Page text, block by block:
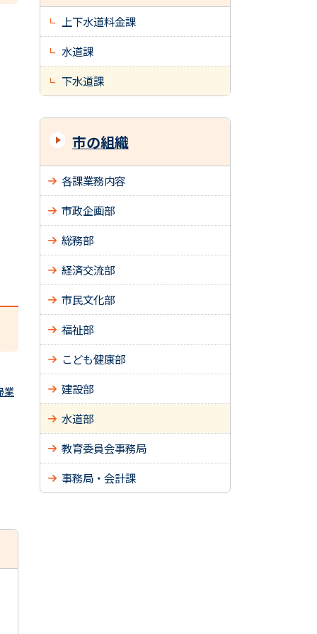
業
上下水道料金課
水道課
下水道課
市の組織
各課業務内容
市政企画部
総務部
経済交流部
市民文化部
福祉部
こども健康部
建設部
水道部
教育委員会事務局
事務局・会計課